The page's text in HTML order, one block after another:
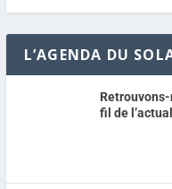
L’AGENDA DU
fil de